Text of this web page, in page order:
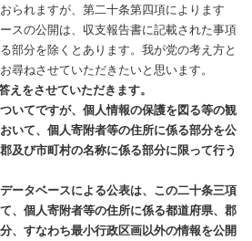
られますが、第二十条第四項によります
スの公開は、収支報告書に記載された事項
部分を除くとあります。我が党の考え方と
尋ねさせていただきたいと思います。
えをさせていただきます。
いてですが、個人情報の保護を図る等の観
いて、個人寄附者等の住所に係る部分を公
及び市町村の名称に係る部分に限って行う
ータベースによる公表は、この二十条三項
、個人寄附者等の住所に係る都道府県、郡
、すなわち最小行政区画以外の情報を公開